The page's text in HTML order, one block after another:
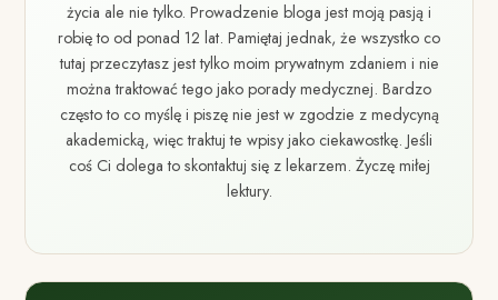
życia ale nie tylko. Prowadzenie bloga jest moją pasją i
robię to od ponad 12 lat. Pamiętaj jednak, że wszystko co
tutaj przeczytasz jest tylko moim prywatnym zdaniem i nie
można traktować tego jako porady medycznej. Bardzo
często to co myślę i piszę nie jest w zgodzie z medycyną
akademicką, więc traktuj te wpisy jako ciekawostkę. Jeśli
coś Ci dolega to skontaktuj się z lekarzem. Życzę miłej
lektury.